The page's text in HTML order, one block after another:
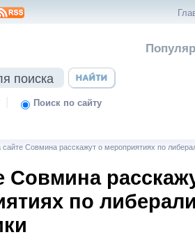
| Поиск по сайту
сайте Совмина расскажут о мероприятиях по
Совмина
по